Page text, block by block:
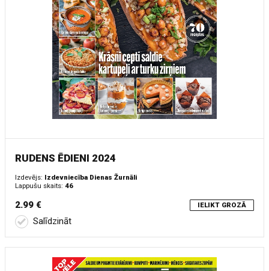
RUDENS ĒDIENI 2024
Izdevējs: Izdevniecība Dienas Žurnāli
Lappušu skaits: 46
2.99 € IELIKT GROZĀ
Salīdzināt